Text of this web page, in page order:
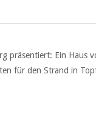
präsentiert: Ein
für den Strand in